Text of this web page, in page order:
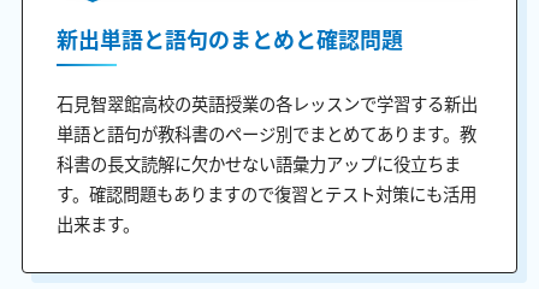
新出単語と語句のまとめと確認問題
石見智翠館高校の英語授業の各レッスンで学習する新出
単語と語句が教科書のページ別でまとめてあります。教
科書の長文読解に欠かせない語彙力アップに役立ちま
す。確認問題もありますので復習とテスト対策にも活用
出来ます。